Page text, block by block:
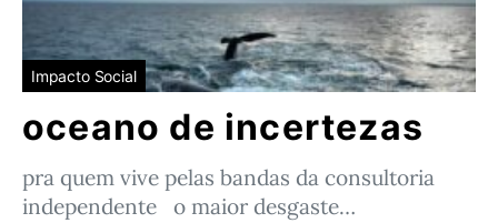
Impacto Social
oceano de incertezas
pra quem vive pelas bandas da consultoria
independente o maior desgaste…